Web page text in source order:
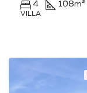
4 108m²
VILLA